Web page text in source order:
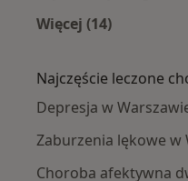
Więcej (14)
Najczęście leczone
Depresja w
Zaburzenia lękowe w
Choroba afektywna